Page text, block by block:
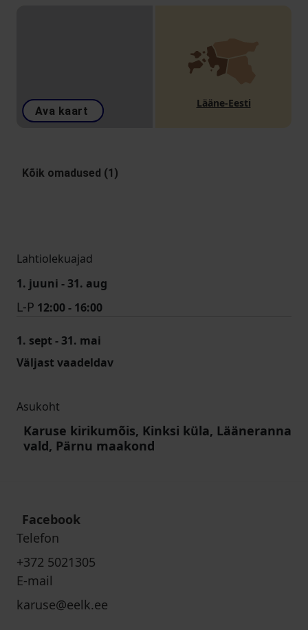
Ava kaart
Lääne-Eesti
Kõik omadused (1)
Lahtiolekuajad
1. juuni - 31. aug
L-P 12:00 - 16:00
1. sept - 31. mai
Väljast vaadeldav
Asukoht
Karuse kirikumõis, Kinksi küla, Lääneranna
vald, Pärnu maakond
Facebook
Telefon
+372 5021305
E-mail
karuse@eelk.ee